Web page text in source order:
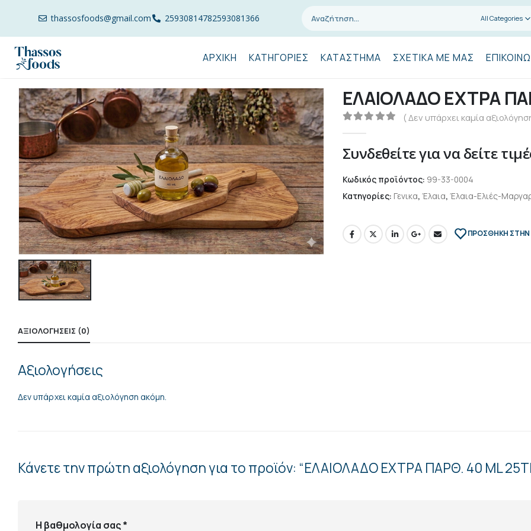
thassosfoods@gmail.com 25930814782593081366 All Categories
ΑΡΧΙΚΉ ΚΑΤΗΓΟΡΊΕΣ ΚΑΤΆΣΤΗΜΑ ΣΧΕΤΙΚΆ ΜΕ ΜΑΣ
ΕΛΑΙΟΛΑΔΟ ΕΧΤΡΑ
( Δεν υπάρχει καμία
Συνδεθείτε για να δείτε
Κωδικός προϊόντος: 99-33-0004
Κατηγορίες: Γενικα, Έλαια, Έλαια-Ελιές-
ΠΡΌΣΘΉΚΗ ΣΤΗΝ
ΑΞΙΟΛΟΓΉΣΕΙΣ (0)
Αξιολογήσεις
Δεν υπάρχει καμία αξιολόγηση ακόμη.
Κάνετε την πρώτη αξιολόγηση για το προϊόν: “ΕΛΑΙΟΛΑΔΟ ΕΧΤΡΑ ΠΑΡΘ. 40 ML
Η βαθμολογία σας*